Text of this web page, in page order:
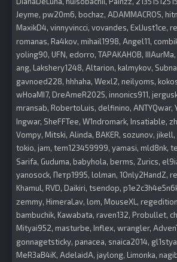
Jeyme pw20m6 bochaz ADAMMACROS
MaxikD4 vinnyvincci vovandes ExlJust1ce
romanas Ra4kov mihail1998 Angel11
yoling90 UFN edorro TAPAKAHOB IIIAurMa
ang Lakshery1248 Altarion kalmykov
gavnoed228 hhhaha Wexl2 neilyoms
wHoaMI7 DreAmeR2025 innonics911
mransab RobertoLuis delfinino ANTYQwar
Ingwar SheFFTee W1ndromark Insatiable
Vompy Mitski Alinda BAKER sozunov jikell
tokio jam tem123459999 yamasi mld8nk
Sarifa Guduma babyhola berms Zurics
yanosock Петр1995 lolman 1Only2HandZ
Khamul RVD Daikiri tsendop
zemmy HimeraLav lom MouseXL regedition
bambuchik Kawabata raven132 Probullet
Mityai952 masturbe Inflex wrangler
gonnagetsticky panacea snaica2014
MeR3aB4iK AdelaidA jaylong Limonka